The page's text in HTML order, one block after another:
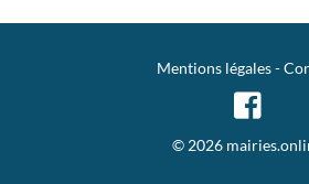
Mentions légales-
© 2026